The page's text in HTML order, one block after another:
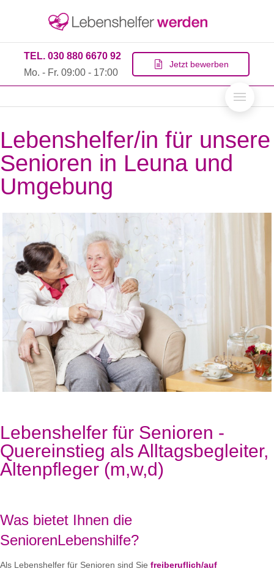
TEL. 030 880 6670 92
Mo. - Fr. 09:00 - 17:00
Jetzt bewerben
Lebenshelfer/in für unsere
Senioren in Leuna und
Umgebung
Lebenshelfer für Senioren -
Quereinstieg als Alltagsbegleiter,
Altenpfleger (m,w,d)
Was bietet Ihnen die
SeniorenLebenshilfe?
Als Lebenshelfer für Senioren sind Sie freiberuflich/auf